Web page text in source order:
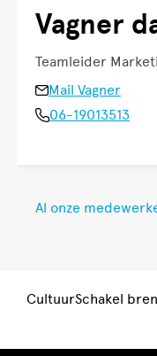
Vagner
Teamleider
Mail Vagner
06-19013513
Al onze
CultuurSchakel